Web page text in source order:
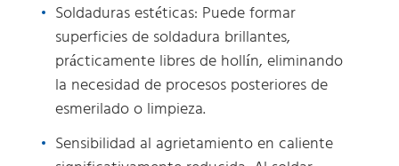
Soldaduras estéticas: Puede formar
superficies de soldadura brillantes,
prácticamente libres de hollín, eliminando
la necesidad de procesos posteriores de
esmerilado o limpieza.
Sensibilidad al agrietamiento en caliente